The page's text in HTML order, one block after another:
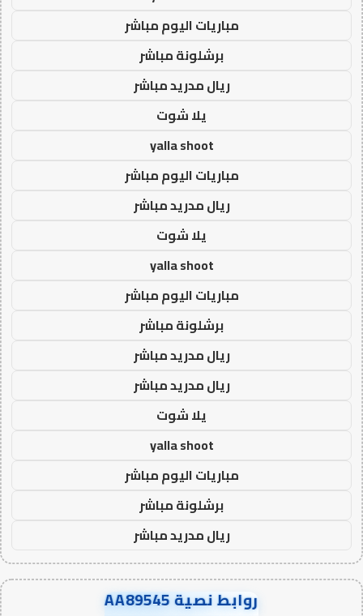
مباريات اليوم مباشر
برشلونة مباشر
ريال مدريد مباشر
يلا شوت
yalla shoot
مباريات اليوم مباشر
ريال مدريد مباشر
يلا شوت
yalla shoot
مباريات اليوم مباشر
برشلونة مباشر
ريال مدريد مباشر
ريال مدريد مباشر
يلا شوت
yalla shoot
مباريات اليوم مباشر
برشلونة مباشر
ريال مدريد مباشر
روابط نصية AA89545